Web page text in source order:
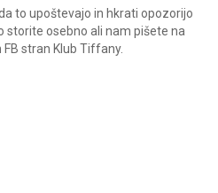
to upoštevajo in hkrati opozorijo
storite osebno ali nam pišete na
stran Klub Tiffany.